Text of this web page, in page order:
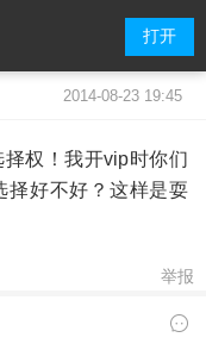
打开
2014-08-23 19:45
权！我开vip时你们
择好不好？这样是耍
举报